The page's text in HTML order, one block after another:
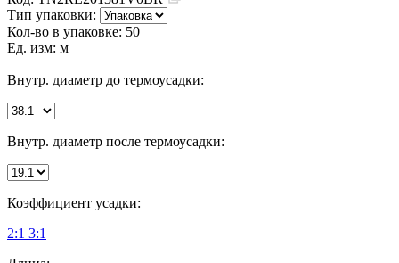
Тип упаковки:
Кол-во в упаковке: 50
Ед. изм: м
Внутр. диаметр до термоусадки:
Внутр. диаметр после термоусадки:
Коэффициент усадки:
2:1 3:1